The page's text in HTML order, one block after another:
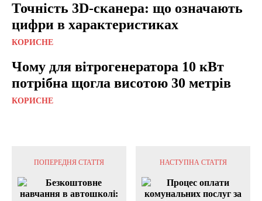
Точність 3D-сканера: що означають
цифри в характеристиках
КОРИСНЕ
Чому для вітрогенератора 10 кВт
потрібна щогла висотою 30 метрів
КОРИСНЕ
ПОПЕРЕДНЯ СТАТТЯ НАСТУПНА СТАТТЯ